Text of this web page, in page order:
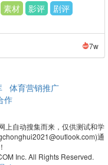
素材 影评
剧评
7w
体育营销推广
作
上自动搜集而来，仅供测试和学
通
Inc. All Rights Reserved.